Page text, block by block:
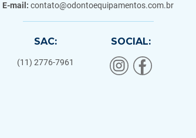
E-mail: contato@odontoequipamentos.com.br
SAC:
(11) 2776-7961
SOCIAL: